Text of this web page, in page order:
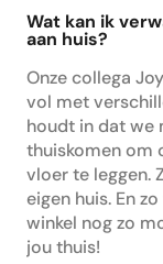
Wat kan ik
aan huis?
Onze collega
vol met
houdt in dat we
thuiskomen om
vloer te leggen.
eigen huis. En
winkel nog zo
jou thuis!